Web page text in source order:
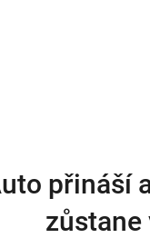
přináší
zůstane